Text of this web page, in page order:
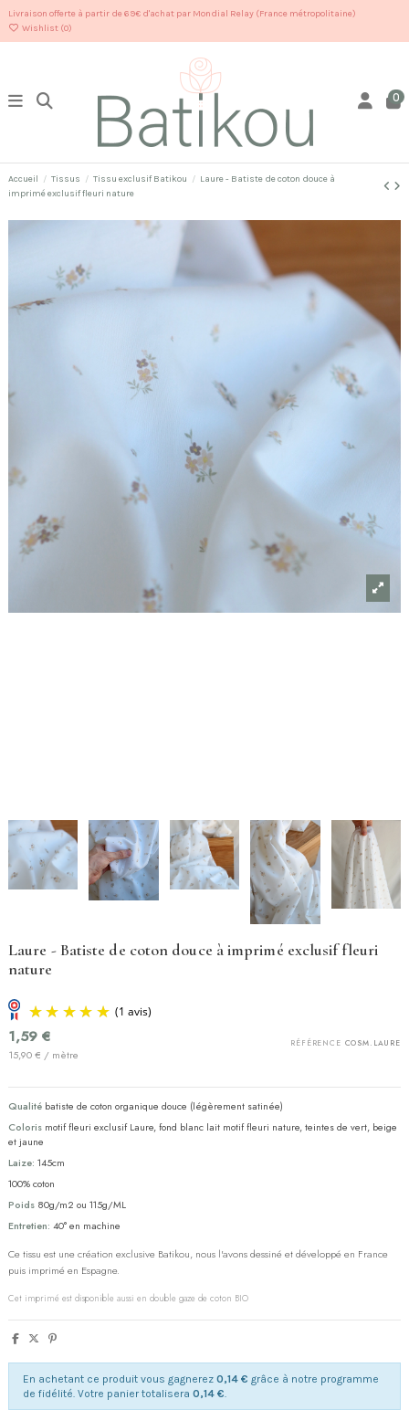
Livraison offerte à partir de 69€ d'achat par Mondial Relay (France métropolitaine)
Wishlist (0)
0
Accueil Tissus Tissu exclusif Batikou
Laure - Batiste de coton douce à
imprimé exclusif fleuri nature
Laure - Batiste de coton douce à imprimé exclusif fleuri
nature
RÉFÉRENCE COSM.LAURE
1,59 €
15,90 € / mètre
Qualité batiste de coton organique douce (légèrement satinée)
Coloris motif fleuri exclusif Laure, fond blanc lait motif fleuri nature, teintes de vert, beige
et jaune
Laize: 145cm
100% coton
Poids 80g/m2 ou 115g/ML
Entretien: 40° en machine
Ce tissu est une création exclusive Batikou, nous l'avons dessiné et développé en France
puis imprimé en Espagne.
Cet imprimé est disponible aussi en double gaze de coton BIO
En achetant ce produit vous gagnerez 0,14 € grâce à notre programme
de fidélité. Votre panier totalisera 0,14 €.